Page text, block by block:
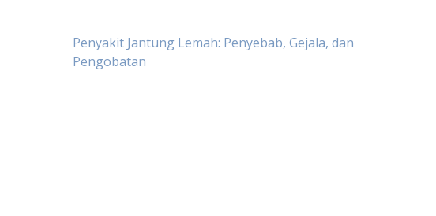
Post
Penyakit Jantung Lemah: Penyebab, Gejala, dan
Pengobatan